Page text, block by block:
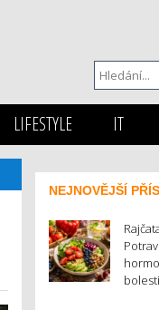
LIFESTYLE IT
NEJNOVĚJŠÍ